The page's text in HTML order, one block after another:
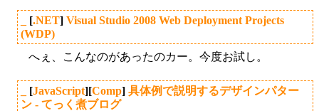
[.NET] Visual Studio 2008 Web Deployment Projects
(WDP)
へぇ、こんなのがあったのカー。今度お試し。
[JavaScript][Comp] 具体例で説明するデザインパター
ン - てっく煮ブログ